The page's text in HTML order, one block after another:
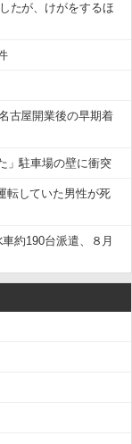
たが、けがをするほ
古屋開業後の早期着
」駐車場の壁に衝突
転していた男性が死
約190台派遣、８月